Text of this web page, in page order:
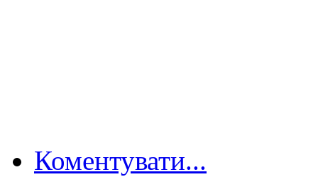
Коментувати...